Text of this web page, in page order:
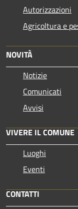
Autorizzazioni
Agricoltura e
NOVITÀ
Notizie
Comunicati
Avvisi
VIVERE IL COMUNE
Luoghi
Eventi
CONTATTI